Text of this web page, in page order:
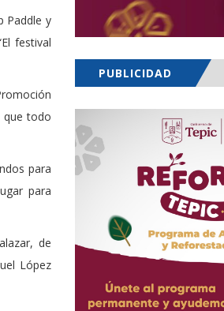
Paddle y
festival
que todo
para
para
de
López
PUBLICIDAD